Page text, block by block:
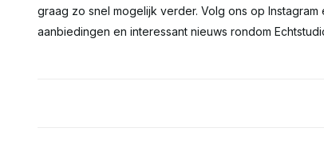
graag zo snel mogelijk verder. Volg ons op
aanbiedingen en interessant nieuws rondom